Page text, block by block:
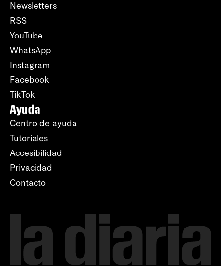
Newsletters
RSS
YouTube
WhatsApp
Instagram
Facebook
TikTok
Ayuda
Centro de ayuda
Tutoriales
Accesibilidad
Privacidad
Contacto